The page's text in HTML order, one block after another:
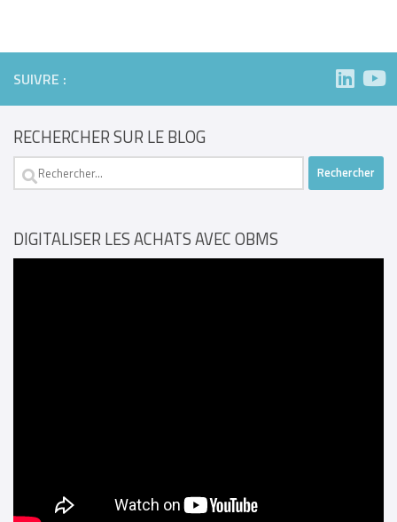
SUIVRE :
RECHERCHER SUR LE BLOG
Rechercher :
DIGITALISER LES ACHATS AVEC OBMS